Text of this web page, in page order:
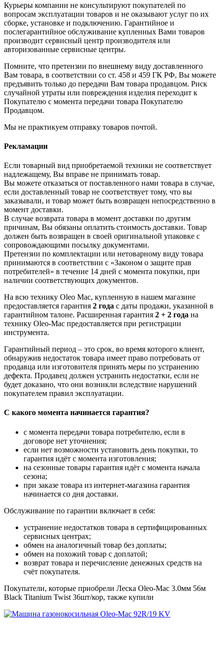
Курьеры компании не консультируют покупателей по
вопросам эксплуатации товаров и не оказывают услуг по их
сборке, установке и подключению. Гарантийное и
послегарантийное обслуживание купленных Вами товаров
производит сервисный центр производителя или
авторизованные сервисные центры.
Помните, что претензии по внешнему виду доставленного
Вам товара, в соответствии со ст. 458 и 459 ГК РФ, Вы можете
предъявить только до передачи Вам товара продавцом. Риск
случайной утраты или повреждения изделия переходит к
Покупателю с момента передачи товара Покупателю
Продавцом.
Мы не практикуем отправку товаров почтой.
Рекламации
Если товарный вид приобретаемой техники не соответствует
надлежащему, Вы вправе не принимать товар.
Вы можете отказаться от поставленного нами товара в случае,
если доставленный товар не соответствует тому, что вы
заказывали, и товар может быть возвращен непосредственно в
момент доставки.
В случае возврата товара в момент доставки по другим
причинам, Вы обязаны оплатить стоимость доставки. Товар
должен быть возвращен в своей оригинальной упаковке с
сопровождающими посылку документами.
Претензии по комплектации или нетоварному виду товара
принимаются в соответствии с «Законом о защите прав
потребителей» в течение 14 дней с момента покупки, при
наличии соответствующих документов.
На всю технику Oleo Mac, купленную в нашем магазине
предоставляется гарантия 2 года с даты продажи, указанной в
гарантийном талоне. Расширенная гарантия 2 + 2 года на
технику Oleo-Mac предоставляется при регистрации
инструмента.
Гарантийный период – это срок, во время которого клиент,
обнаружив недостаток товара имеет право потребовать от
продавца или изготовителя принять меры по устранению
дефекта. Продавец должен устранить недостатки, если не
будет доказано, что они возникли вследствие нарушений
покупателем правил эксплуатации.
С какого момента начинается гарантия?
с момента передачи товара потребителю, если в
договоре нет уточнения;
если нет возможности установить день покупки, то
гарантия идёт с момента изготовления;
на сезонные товары гарантия идёт с момента начала
сезона;
при заказе товара из интернет-магазина гарантия
начинается со дня доставки.
Обслуживание по гарантии включает в себя:
устранение недостатков товара в сертифицированных
сервисных центрах;
обмен на аналогичный товар без доплаты;
обмен на похожий товар с доплатой;
возврат товара и перечисление денежных средств на
счёт покупателя.
Покупатели, которые приобрели Леска Oleo-Mac 3.0мм 56м
Black Titanium Twist 36шт/кор, также купили